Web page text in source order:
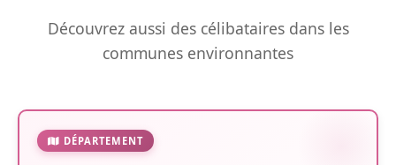
Découvrez aussi des célibataires dans les
communes environnantes
DÉPARTEMENT